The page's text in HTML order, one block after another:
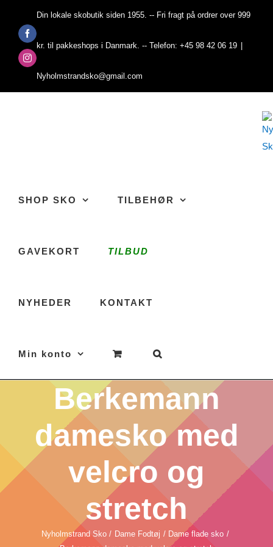
contentFacebook
Instagram
Din lokale skobutik siden 1955. -- Fri fragt på ordrer over 999
kr. til pakkeshops i Danmark. -- Telefon: +45 98 42 06 19
Nyholmstrandsko@gmail.com
SHOP SKO TILBEHØR
GAVEKORT TILBUD
NYHEDER KONTAKT
Min konto
Berkemann
damesko med
velcro og
stretch
Nyholmstrand Sko Dame Fodtøj
Dame flade sko